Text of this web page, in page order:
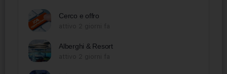
Cerco e offro
Alberghi & Resort